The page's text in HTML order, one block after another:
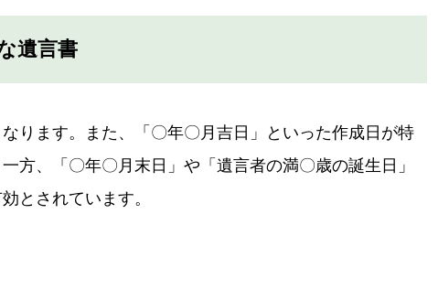
遺言書
ります。また、「〇年〇月吉日」といった作成日が特
方、「〇年〇月末日」や「遺言者の満〇歳の誕生日」
とされています。